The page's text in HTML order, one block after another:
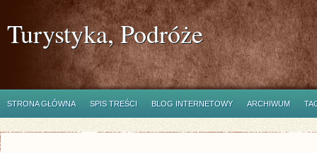
Turystyka, Podróże
STRONA GŁÓWNA SPIS TREŚCI BLOG INTERNETOWY ARCHIWUM